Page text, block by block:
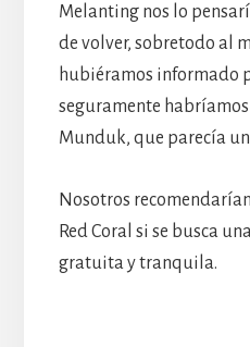
Melanting nos lo
de volver, sobretodo al
hubiéramos informado
seguramente
Munduk, que parecía
Nosotros
Red Coral si se busca
gratuita y tranquila.